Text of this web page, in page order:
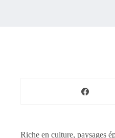
Riche en culture, paysages